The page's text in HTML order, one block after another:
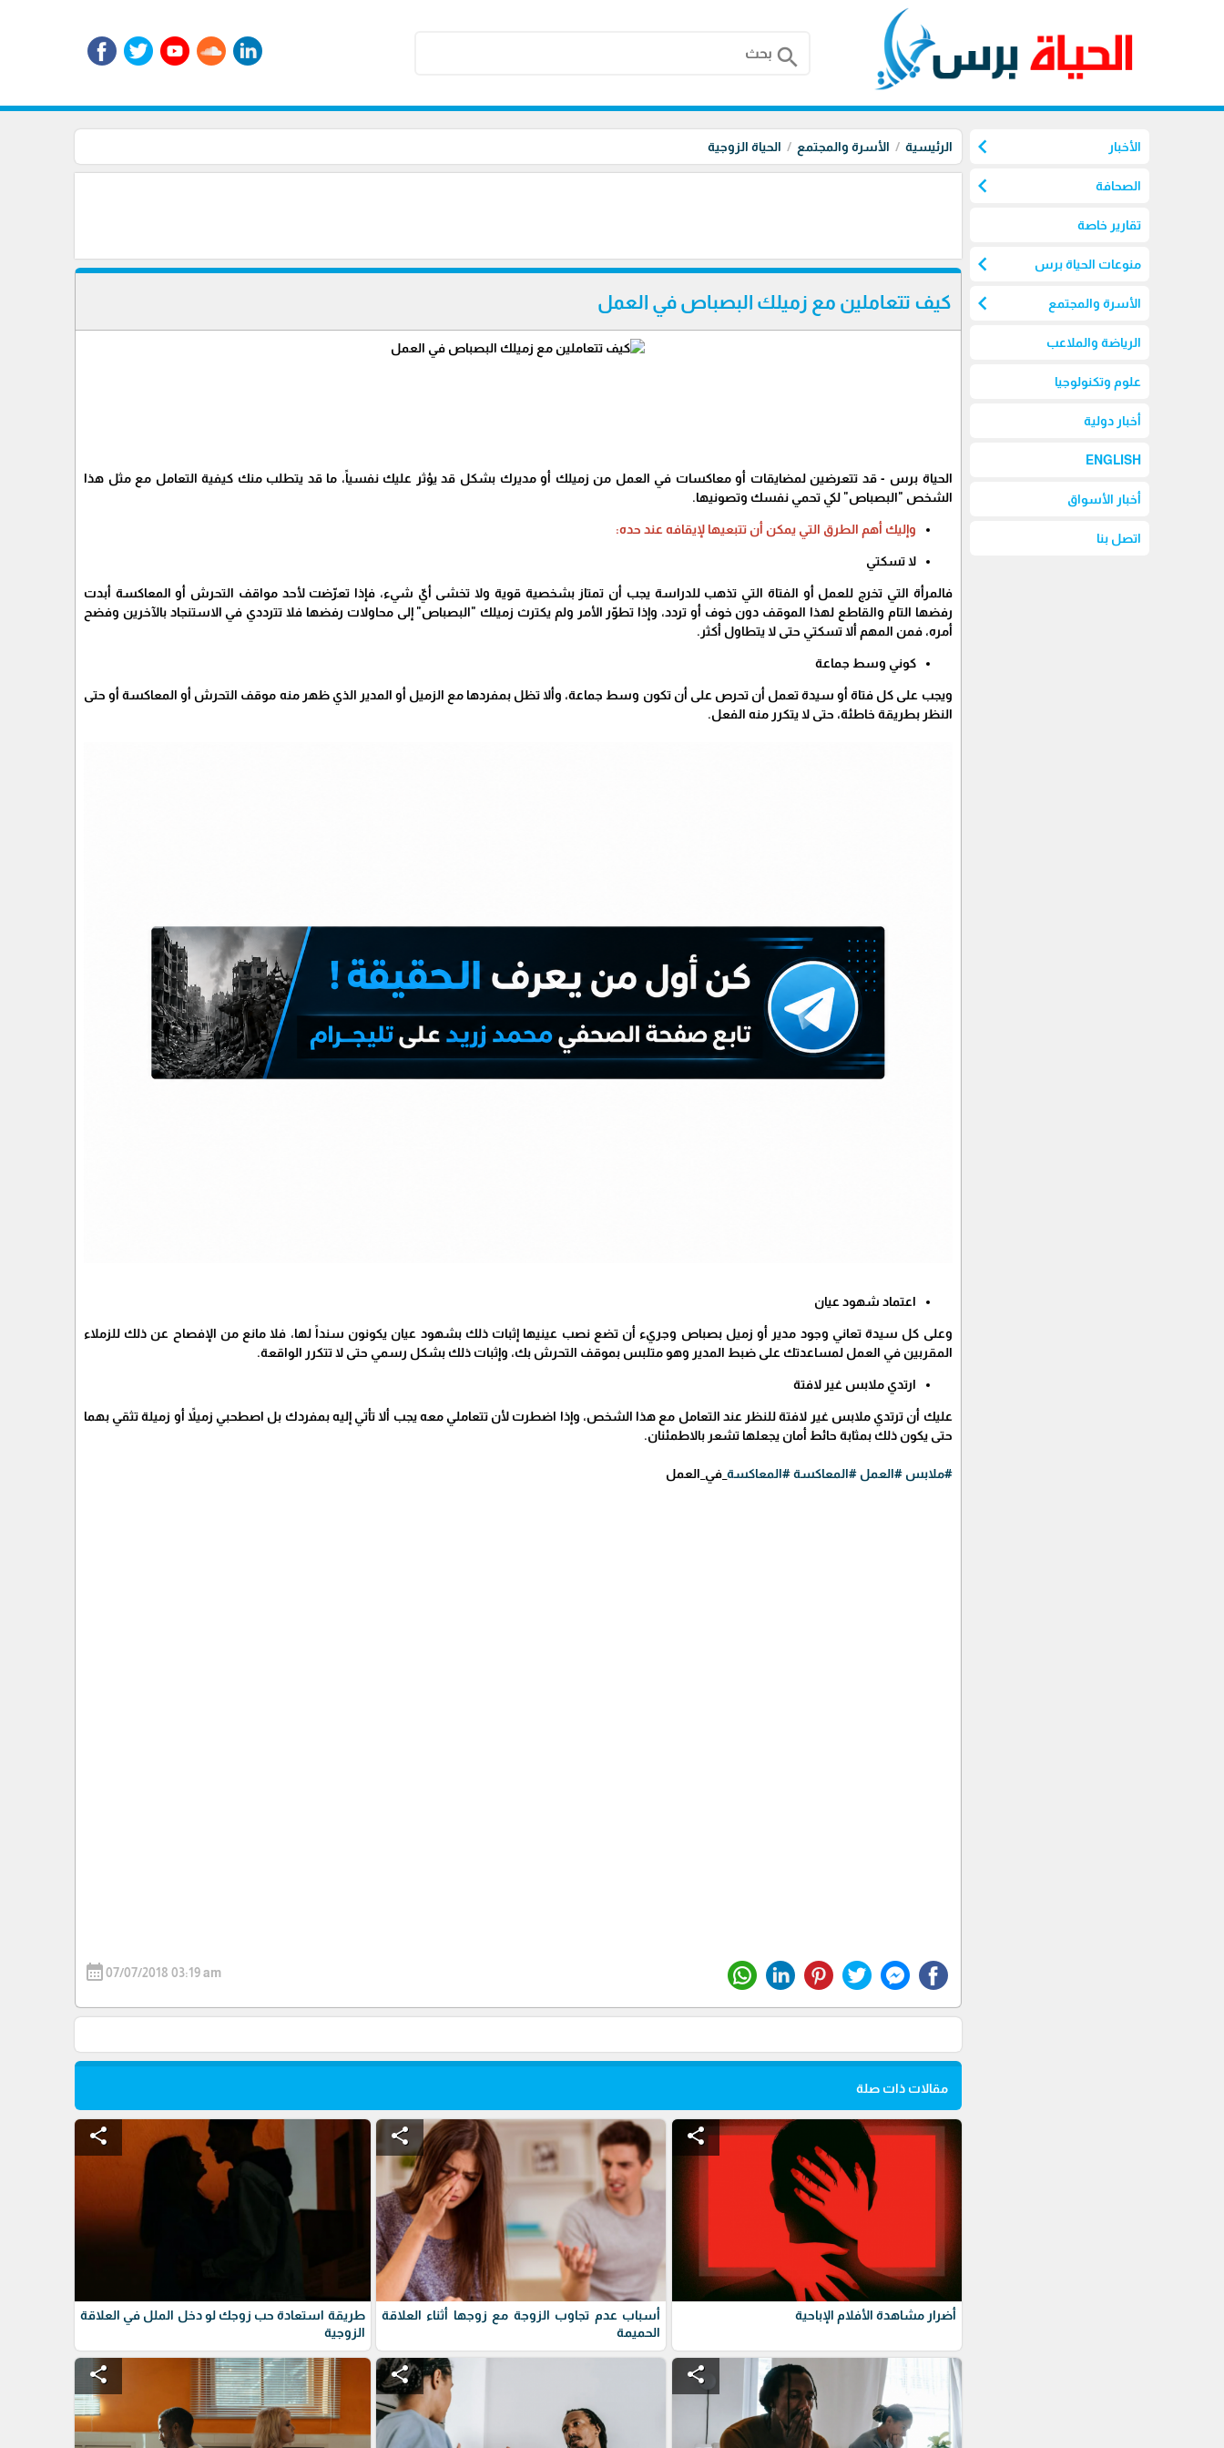
search
الأخبار chevron_left
الصحافة chevron_left
تقارير خاصة
منوعات الحياة برس chevron_left
الأسرة والمجتمع chevron_left
الرياضة والملاعب
علوم وتكنولوجيا
أخبار دولية
ENGLISH
أخبار الأسواق
اتصل بنا
الرئيسية الأسرة والمجتمع الحياة الزوجية
كيف تتعاملين مع زميلك البصباص في العمل
الحياة برس - قد تتعرضين لمضايقات أو معاكسات في العمل من زميلك أو مديرك بشكل قد يؤثر عليك نفسياً، ما قد يتطلب منك كيفية التعامل مع مثل هذا
الشخص "البصباص" لكي تحمي نفسك وتصونيها.
وإليك أهم الطرق التي يمكن أن تتبعيها لإيقافه عند حده:
لا تسكتي
فالمرأة التي تخرج للعمل أو الفتاة التي تذهب للدراسة يجب أن تمتاز بشخصية قوية ولا تخشى أيّ شيء، فإذا تعرّضت لأحد مواقف التحرش أو المعاكسة أبدت
رفضها التام والقاطع لهذا الموقف دون خوف أو تردد، وإذا تطوّر الأمر ولم يكترث زميلك "البصباص" إلى محاولات رفضها فلا تترددي في الاستنجاد بالآخرين وفضح
أمره، فمن المهم ألا تسكتي حتى لا يتطاول أكثر.
كوني وسط جماعة
ويجب على كل فتاة أو سيدة تعمل أن تحرص على أن تكون وسط جماعة، وألا تظل بمفردها مع الزميل أو المدير الذي ظهر منه موقف التحرش أو المعاكسة أو حتى
النظر بطريقة خاطئة، حتى لا يتكرر منه الفعل.
اعتماد شهود عيان
وعلى كل سيدة تعاني وجود مدير أو زميل بصباص وجريء أن تضع نصب عينيها إثبات ذلك بشهود عيان يكونون سنداً لها، فلا مانع من الإفصاح عن ذلك للزملاء
المقربين في العمل لمساعدتك على ضبط المدير وهو متلبس بموقف التحرش بك، وإثبات ذلك بشكل رسمي حتى لا تتكرر الواقعة.
ارتدي ملابس غير لافتة
عليك أن ترتدي ملابس غير لافتة للنظر عند التعامل مع هذا الشخص، وإذا اضطرت لأن تتعاملي معه يجب ألا تأتي إليه بمفردك بل اصطحبي زميلاً أو زميلة تثقي بهما
حتى يكون ذلك بمثابة حائط أمان يجعلها تشعر بالاطمئنان.
#ملابس #العمل #المعاكسة #المعاكسة _في_العمل
calendar_month07/07/2018 03:19 am
مقالات ذات صلة
share
أضرار مشاهدة الأفلام الإباحية
share
أسباب عدم تجاوب الزوجة مع زوجها أثناء العلاقة
الحميمة
share
طريقة استعادة حب زوجك لو دخل الملل في العلاقة
الزوجية
share
share
share